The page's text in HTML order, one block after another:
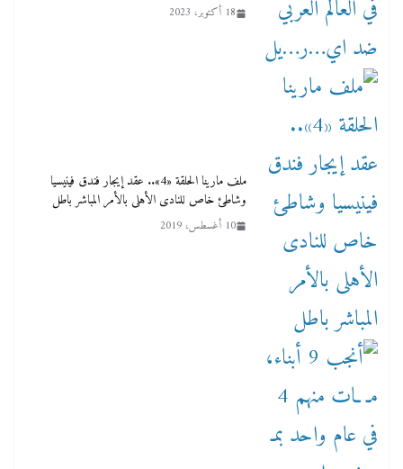
18 أكتوبر، 2023
ملف مارينا الحلقة «4».. عقد إيجار فندق فينيسيا
وشاطئ خاص للنادى الأهلى بالأمر المباشر باطل
10 أغسطس، 2019